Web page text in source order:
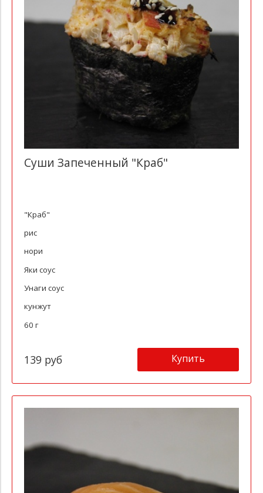
Суши Запеченный "Краб"
"Краб"
рис
нори
Яки соус
Унаги соус
кунжут
60 г
139 руб Купить